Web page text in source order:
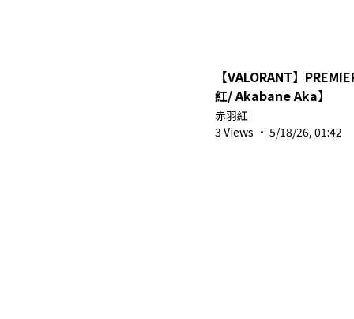
【VALORANT】
紅/ Akabane Aka】
赤羽紅
3 Views · 5/18/26, 01:42